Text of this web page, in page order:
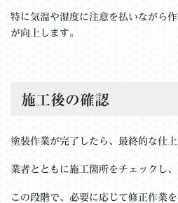
特に気温や湿度に注意を払いながら
が向上します。
施工後の確認
塗装作業が完了したら、最終的な仕
業者とともに施工箇所をチェックし
この段階で、必要に応じて修正作業